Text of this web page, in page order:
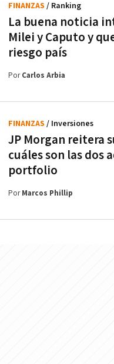
La buena noticia
Milei y Caputo y
riesgo país
FINANZAS / Ranking
PorCarlos Arbia
JP Morgan reitera
cuáles son las dos
portfolio
FINANZAS / Inversiones
PorMarcos Phillip